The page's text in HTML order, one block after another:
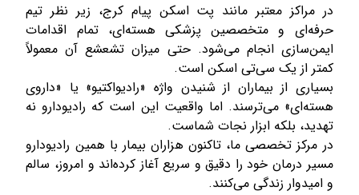
در مراکز معتبر مانند پت اسکن پیام کرج، زیر نظر تیم
حرفه‌ای و متخصصین پزشکی هسته‌ای، تمام اقدامات
ایمن‌سازی انجام می‌شود. حتی میزان تشعشع آن معمولاً
کمتر از یک سی‌تی اسکن است.
بسیاری از بیماران از شنیدن واژه «رادیواکتیو» یا «داروی
هسته‌ای» می‌ترسند. اما واقعیت این است که رادیودارو نه
تهدید، بلکه ابزار نجات شماست.
در مرکز تخصصی ما، تاکنون هزاران بیمار با همین رادیودارو
مسیر درمان خود را دقیق و سریع آغاز کرده‌اند و امروز، سالم
و امیدوار زندگی می‌کنند.